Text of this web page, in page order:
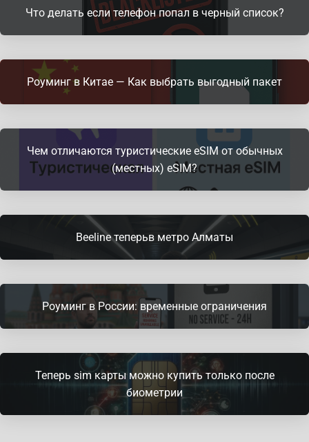
Что делать если телефон попал в черный список?
Роуминг в Китае — Как выбрать выгодный пакет
Чем отличаются туристические eSIM от обычных
(местных) eSIM?
Beeline теперьв метро Алматы
Роуминг в России: временные ограничения
Теперь sim карты можно купить только после
биометрии